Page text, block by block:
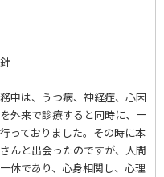
中は、うつ病、神経症、心因
外来で診療すると同時に、一
っておりました。その時に本
んと出会ったのですが、人間
体であり、心身相関し、心理